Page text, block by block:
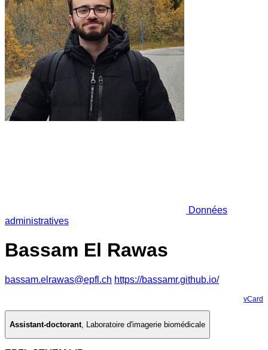
Données
administratives
Bassam El Rawas
bassam.elrawas@epfl.ch https://bassamr.github.io/
vCard
Assistant-doctorant, Laboratoire d'imagerie biomédicale